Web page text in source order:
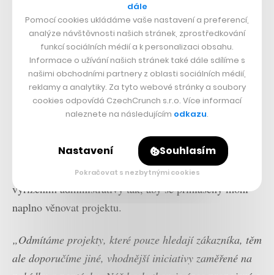
Přečtěte si také
Jsme v nich vážně dobří.
Česko se může stát v
nanotechnologiích světovou
velmocí, říká nanoexpert Jiří
Kůs
Projekty, které v rámci hackathonu dostanu zelenou, se
následně spojí se zástupci týmu Spojujeme Česko a
pomohou jim zajistit například výpočetní kapacity,
poradenství, finanční podporu nebo propojení se
zástupci dalších firem i státu. Zároveň pomůžou s
vyřízením administrativy tak, aby se přihlášený mohl
naplno věnovat projektu.
„Odmítáme projekty, které pouze hledají zákazníka, těm
ale doporučíme jiné, vhodnější iniciativy zaměřené na
dále
Pomocí cookies ukládáme vaše nastavení a preferencí,
analýze návštěvnosti našich stránek, zprostředkování
funkcí sociálních médií a k personalizaci obsahu.
Informace o užívání našich stránek také dále sdílíme s
našimi obchodními partnery z oblasti sociálních médií,
reklamy a analytiky. Za tyto webové stránky a soubory
cookies odpovídá CzechCrunch s.r.o. Více informací
naleznete na následujícím odkazu.
Nastavení Souhlasím
Pokračovat s nezbytnými cookies